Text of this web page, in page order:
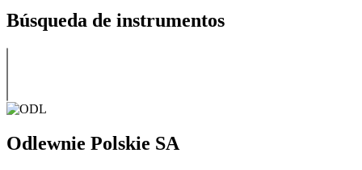
Búsqueda de instrumentos
Odlewnie Polskie SA